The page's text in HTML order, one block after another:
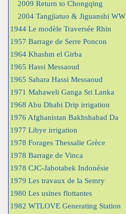
2009 Return to Chongqing
2004 Tangjiatuo & Jiguanshi WW
1944 Le modèle Traversée Rhin
1957 Barrage de Serre Poncon
1964 Khashm el Girba
1965 Hassi Messaoud
1965 Sahara Hassi Messaoud
1971 Mahaweli Ganga Sri Lanka
1968 Abu Dhabi Drip irrigation
1976 Afghanistan Bakhshabad Da
1977 Libye irrigation
1978 Forages Thessalie Grèce
1978 Barrage de Vinca
1978 CJC-Jabotabek Indonésie
1979 Les travaux de la Semry
1980 Les usines flottantes
1982 WTLOVE Generating Station